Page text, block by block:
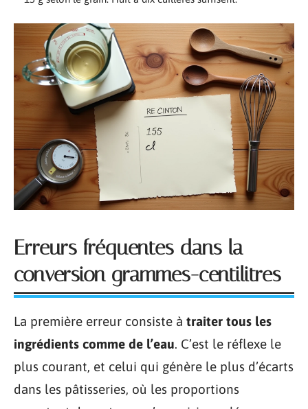
Erreurs fréquentes dans la
conversion grammes-centilitres
La première erreur consiste à traiter tous les
ingrédients comme de l’eau. C’est le réflexe le
plus courant, et celui qui génère le plus d’écarts
dans les pâtisseries, où les proportions